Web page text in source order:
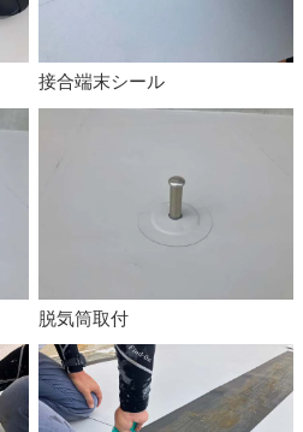
接合端末シール
脱気筒取付